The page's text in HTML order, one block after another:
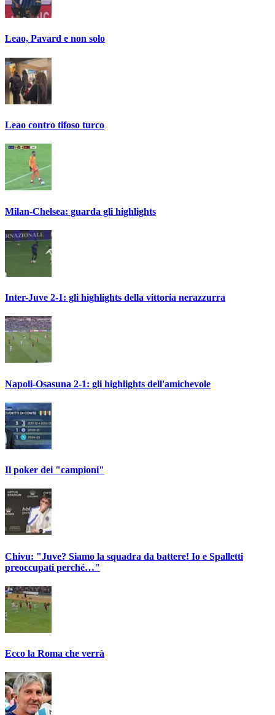
Leao, Pavard e non solo
Leao contro tifoso turco
Milan-Chelsea: guarda gli highlights
Inter-Juve 2-1: gli highlights della vittoria nerazzurra
Napoli-Osasuna 2-1: gli highlights dell'amichevole
Il poker dei "campioni"
Chivu: "Juve? Siamo la squadra da battere! Io e Spalletti
preoccupati perché…"
Ecco la Roma che verrà